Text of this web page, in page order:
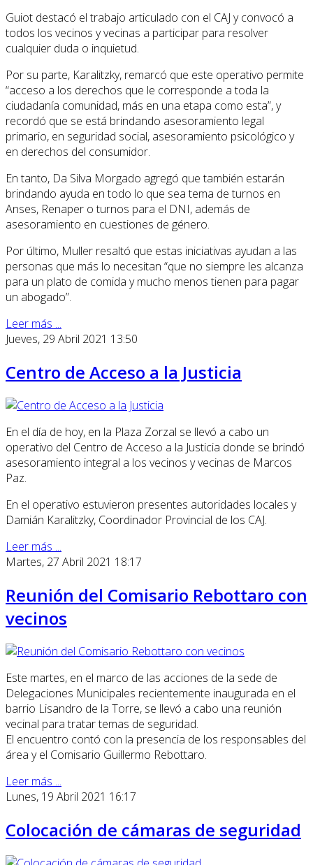
Guiot destacó el trabajo articulado con el CAJ y convocó a
todos los vecinos y vecinas a participar para resolver
cualquier duda o inquietud.
Por su parte, Karalitzky, remarcó que este operativo permite
“acceso a los derechos que le corresponde a toda la
ciudadanía comunidad, más en una etapa como esta”, y
recordó que se está brindando asesoramiento legal
primario, en seguridad social, asesoramiento psicológico y
en derechos del consumidor.
En tanto, Da Silva Morgado agregó que también estarán
brindando ayuda en todo lo que sea tema de turnos en
Anses, Renaper o turnos para el DNI, además de
asesoramiento en cuestiones de género.
Por último, Muller resaltó que estas iniciativas ayudan a las
personas que más lo necesitan “que no siempre les alcanza
para un plato de comida y mucho menos tienen para pagar
un abogado”.
Leer más ...
Jueves, 29 Abril 2021 13:50
Centro de Acceso a la Justicia
En el día de hoy, en la Plaza Zorzal se llevó a cabo un
operativo del Centro de Acceso a la Justicia donde se brindó
asesoramiento integral a los vecinos y vecinas de Marcos
Paz.
En el operativo estuvieron presentes autoridades locales y
Damián Karalitzky, Coordinador Provincial de los CAJ.
Leer más ...
Martes, 27 Abril 2021 18:17
Reunión del Comisario Rebottaro con
vecinos
Este martes, en el marco de las acciones de la sede de
Delegaciones Municipales recientemente inaugurada en el
barrio Lisandro de la Torre, se llevó a cabo una reunión
vecinal para tratar temas de seguridad.
El encuentro contó con la presencia de los responsables del
área y el Comisario Guillermo Rebottaro.
Leer más ...
Lunes, 19 Abril 2021 16:17
Colocación de cámaras de seguridad